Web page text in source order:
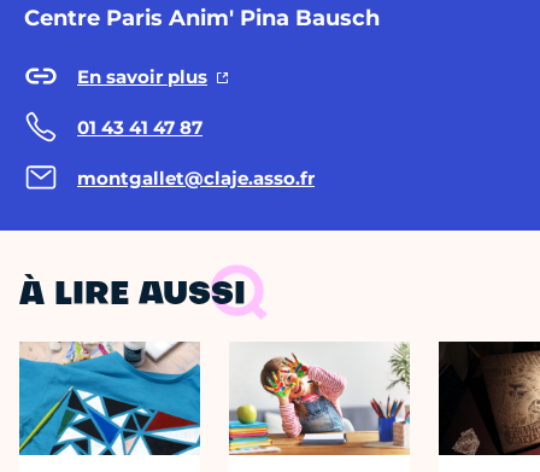
Centre Paris Anim' Pina Bausch
En savoir plus
01 43 41 47 87
montgallet@claje.asso.fr
À LIRE AUSSI